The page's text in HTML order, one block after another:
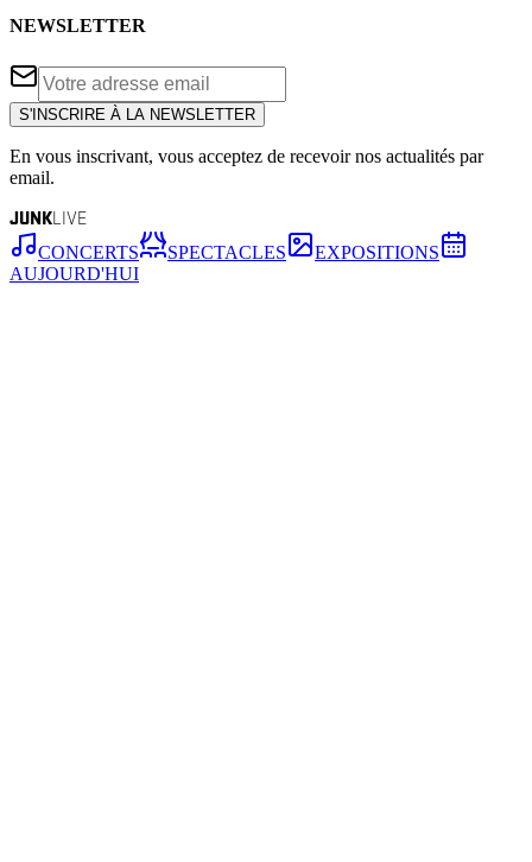
NEWSLETTER
S'INSCRIRE À LA NEWSLETTER
En vous inscrivant, vous acceptez de recevoir nos actualités par
email.
JUNKLIVE
CONCERTS SPECTACLES
EXPOSITIONS
AUJOURD'HUI